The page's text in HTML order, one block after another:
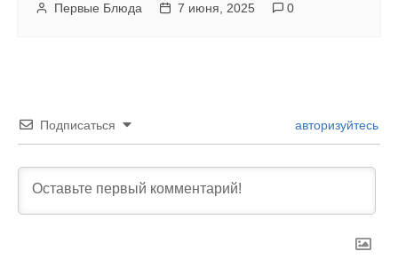
Первые Блюда 7 июня, 2025 0
Подписаться авторизуйтесь